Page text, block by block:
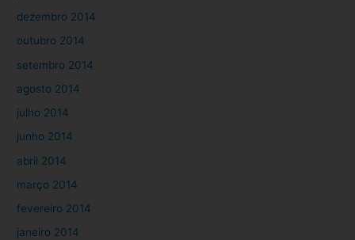
dezembro 2014
outubro 2014
setembro 2014
agosto 2014
julho 2014
junho 2014
abril 2014
março 2014
fevereiro 2014
janeiro 2014